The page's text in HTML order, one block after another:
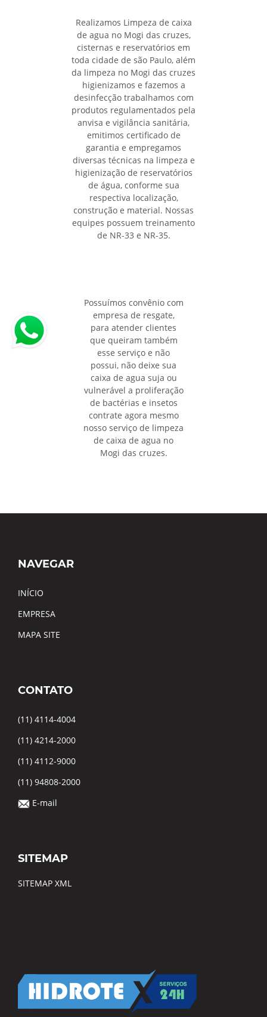
Realizamos Limpeza de caixa
de agua no Mogi das cruzes,
cisternas e reservatórios em
toda cidade de são Paulo, além
da limpeza no Mogi das cruzes
higienizamos e fazemos a
desinfecção trabalhamos com
produtos regulamentados pela
anvisa e vigilância sanitária,
emitimos certificado de
garantia e empregamos
diversas técnicas na limpeza e
higienização de reservatórios
de água, conforme sua
respectiva localização,
construção e material. Nossas
equipes possuem treinamento
de NR-33 e NR-35.
Possuímos convênio com
empresa de resgate,
para atender clientes
que queiram também
esse serviço e não
possui, não deixe sua
caixa de agua suja ou
vulnerável a proliferação
de bactérias e insetos
contrate agora mesmo
nosso serviço de limpeza
de caixa de agua no
Mogi das cruzes.
NAVEGAR
INÍCIO
EMPRESA
MAPA SITE
CONTATO
(11) 4114-4004
(11) 4214-2000
(11) 4112-9000
(11) 94808-2000
E-mail
SITEMAP
SITEMAP XML